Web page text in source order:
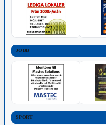
JOBB
SPORT